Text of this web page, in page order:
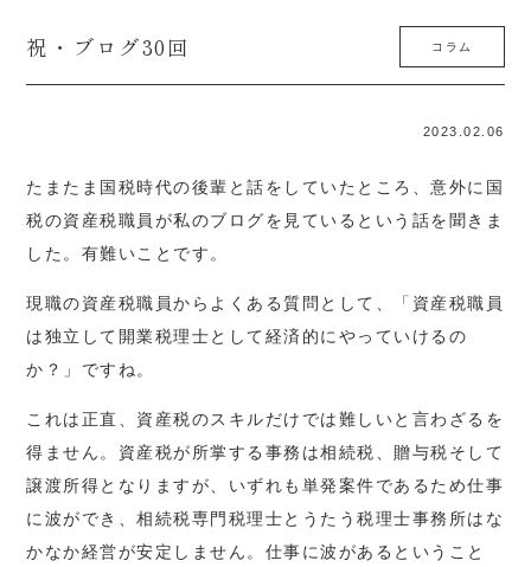
祝・ブログ30回 コラム
2023.02.06
たまたま国税時代の後輩と話をしていたところ、意外に国
税の資産税職員が私のブログを見ているという話を聞きま
した。有難いことです。
現職の資産税職員からよくある質問として、「資産税職員
は独立して開業税理士として経済的にやっていけるの
か？」ですね。
これは正直、資産税のスキルだけでは難しいと言わざるを
得ません。資産税が所掌する事務は相続税、贈与税そして
譲渡所得となりますが、いずれも単発案件であるため仕事
に波ができ、相続税専門税理士とうたう税理士事務所はな
かなか経営が安定しません。仕事に波があるということ